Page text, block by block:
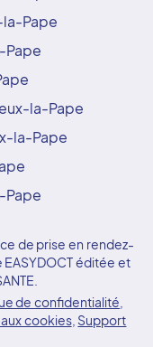
Pape
Pape
la-Pape
la-Pape
Pape
de prise en rendez-
éditée et
de confidentialité
cookies, Support